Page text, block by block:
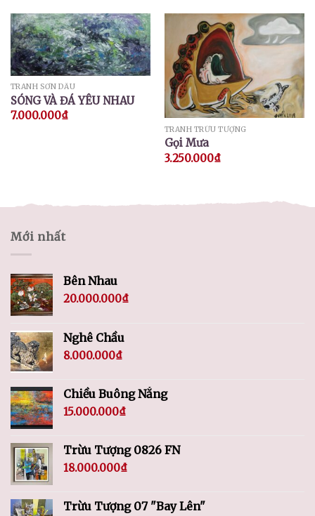
TRANH SƠN DẦU
SÓNG VÀ ĐÁ YÊU NHAU
7.000.000₫
TRANH TRỪU TƯỢNG
Gọi Mưa
3.250.000₫
Mới nhất
Bên Nhau
20.000.000₫
Nghê Chầu
8.000.000₫
Chiều Buông Nắng
15.000.000₫
Trừu Tượng 0826 FN
18.000.000₫
Trừu Tượng 07 "Bay Lên"